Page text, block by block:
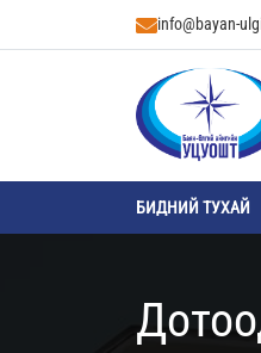
info@bayan-
БИДНИЙ ТУХАЙ